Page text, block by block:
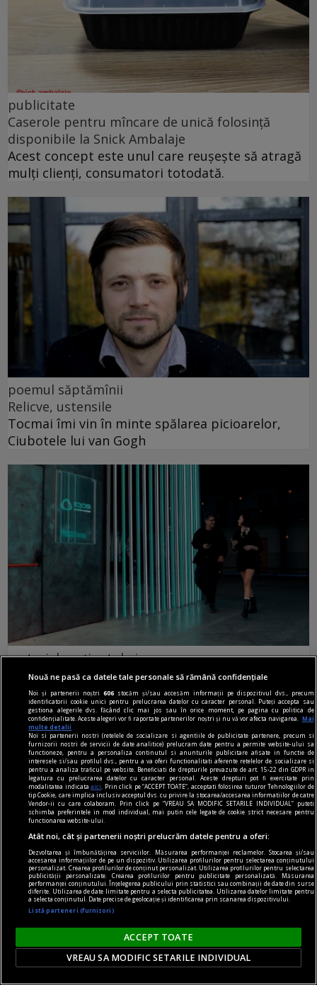
publicitate
Caserole pentru mîncare de unică folosință
disponibile la Snick Ambalaje
Acest concept este unul care reușește să atragă
mulți clienți, consumatori totodată.
poemul săptămînii
Relicve, ustensile
Tocmai îmi vin în minte spălarea picioarelor,
Ciubotele lui van Gogh
material susținut de iqos
Omid Ghannadi, creatorul instalației IQOS x
DIPLOMA: Apreciez că sînt companii care se
implică atît de vizibil în sprijinul comunității
El este omul din spatele instalației imersive IQOS
proiectată special pentru ediția de anul acesta a
festivalului DIPLOMA.
poemul săptămînii
Eutanasie
Cum ne-ai învățat să fim atenți
Parteneri
Nouă ne pasă ca datele tale personale să rămână confidențiale
Noi și partenerii noștri606 stocăm și/sau accesăm informații pe dispozitivul dvs., precum
identificatorii cookie unici pentru prelucrarea datelor cu caracter personal. Puteți accepta sau
gestiona alegerile dvs. făcând clic mai jos sau în orice moment, pe pagina cu politica de
confidențialitate. Aceste alegeri vor fi raportate partenerilor noștri și nu vă vor afecta navigarea.
Mai
multe detalii
Noi si partenerii nostri (retelele de socializare si agentiile de publicitate partenere, precum si
furnizorii nostri de servicii de date analitice) prelucram date pentru a permite website-ului sa
functioneze, pentru a personaliza continutul si anunturile publicitare afisate in functie de
interesele si/sau profilul dvs., pentru a va oferi functionalitati aferente retelelor de socializare si
pentru a analiza traficul pe website. Beneficiati de drepturile prevazute de art. 15-22 din GDPR in
legatura cu prelucrarea datelor cu caracter personal. Aceste drepturi pot fi exercitate prin
modalitatea indicataaici
. Prin click pe “ACCEPT TOATE”, acceptati folosirea tuturor Tehnologiilor de
tip Cookie, care implica inclusiv acceptul dvs. cu privire la stocarea/accesarea informatiilor de catre
Vendor-ii cu care colaboram. Prin click pe “VREAU SA MODIFIC SETARILE INDIVIDUAL” puteti
schimba preferintele in mod individual, mai putin cele legate de cookie strict necesare pentru
functionarea website-ului.
Atât noi, cât și partenerii noștri prelucrăm datele pentru a oferi:
Dezvoltarea și îmbunătățirea serviciilor. Măsurarea performanței reclamelor. Stocarea și/sau
accesarea informațiilor de pe un dispozitiv. Utilizarea profilurilor pentru selectarea conținutului
personalizat. Crearea profilurilor de conținut personalizat. Utilizarea profilurilor pentru selectarea
publicității personalizate. Crearea profilurilor pentru publicitate personalizată. Măsurarea
performanței conținutului. Înțelegerea publicului prin statistici sau combinații de date din surse
diferite. Utilizarea de date limitate pentru a selecta publicitatea. Utilizarea datelor limitate pentru
a selecta conținutul. Date precise de geolocație și identificarea prin scanarea dispozitivului.
Listă parteneri (furnizori)
ACCEPT TOATE
VREAU SA MODIFIC SETARILE INDIVIDUAL